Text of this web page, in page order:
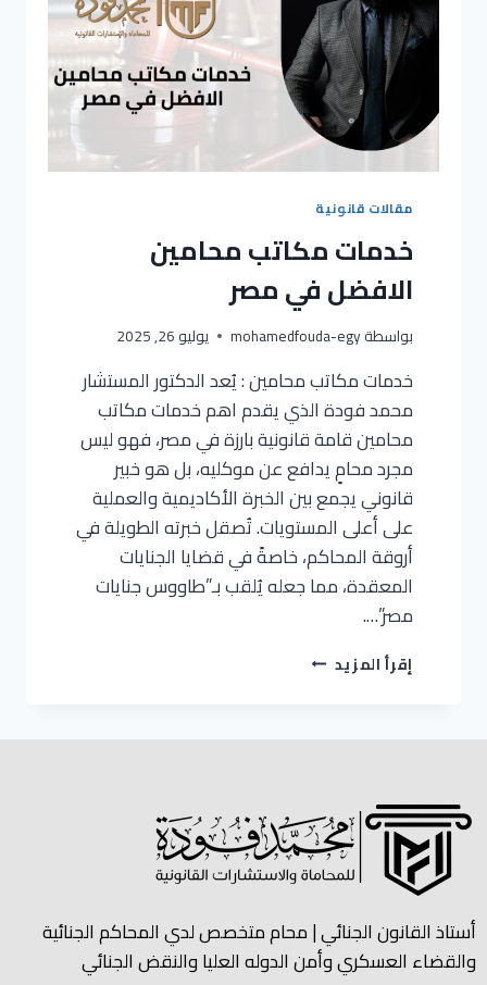
مقالات قانونية
خدمات مكاتب محامين
الافضل في مصر
بواسطةmohamedfouda-egy يوليو 26, 2025
خدمات مكاتب محامين : يُعد الدكتور المستشار
محمد فودة الذي يقدم اهم خدمات مكاتب
محامين قامة قانونية بارزة في مصر، فهو ليس
مجرد محامٍ يدافع عن موكليه، بل هو خبير
قانوني يجمع بين الخبرة الأكاديمية والعملية
على أعلى المستويات. تُصقل خبرته الطويلة في
أروقة المحاكم، خاصةً في قضايا الجنايات
المعقدة، مما جعله يُلقب بـ”طاووس جنايات
مصر”….
إقرأ المزيد
أستاذ القانون الجنائي | محام متخصص لدي المحاكم الجنائية
والقضاء العسكري وأمن الدوله العليا والنقض الجنائي